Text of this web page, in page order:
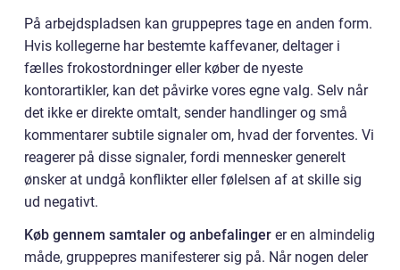
På arbejdspladsen kan gruppepres tage en anden form.
Hvis kollegerne har bestemte kaffevaner, deltager i
fælles frokostordninger eller køber de nyeste
kontorartikler, kan det påvirke vores egne valg. Selv når
det ikke er direkte omtalt, sender handlinger og små
kommentarer subtile signaler om, hvad der forventes. Vi
reagerer på disse signaler, fordi mennesker generelt
ønsker at undgå konflikter eller følelsen af at skille sig
ud negativt.
Køb gennem samtaler og anbefalinger er en almindelig
måde, gruppepres manifesterer sig på. Når nogen deler